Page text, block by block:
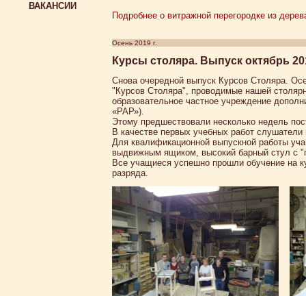
ВАКАНСИИ
Подробнее о витражной перегородке из
Осень 2019 г.
Курсы столяра. Выпуск октябрь
Снова очередной выпуск Курсов Столяра.
"Курсов Столяра", проводимые нашей
образовательное частное учреждение
«РАР»).
Этому предшествовали несколько недель
В качестве первых учебных работ
Для квалификационной выпускной работы
выдвижным ящиком, высокий барный стул с
Все учащиеся успешно прошли обучение на
разряда.